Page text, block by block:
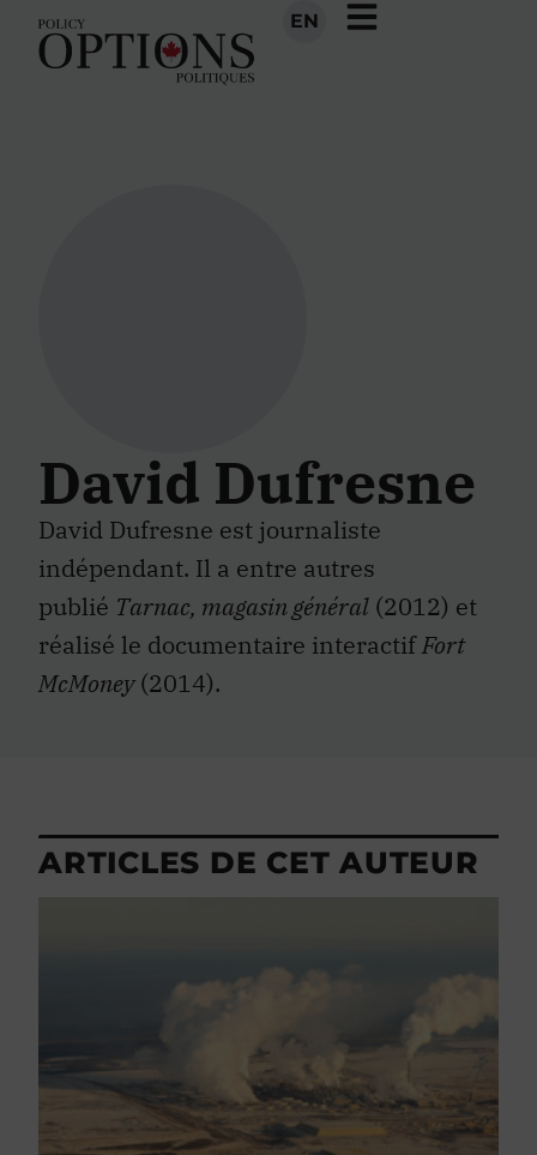
EN
David Dufresne
David Dufresne est journaliste
indépendant. Il a entre autres
publié Tarnac, magasin général (2012) et
réalisé le documentaire interactifFort
McMoney(2014).
ARTICLES DE CET AUTEUR